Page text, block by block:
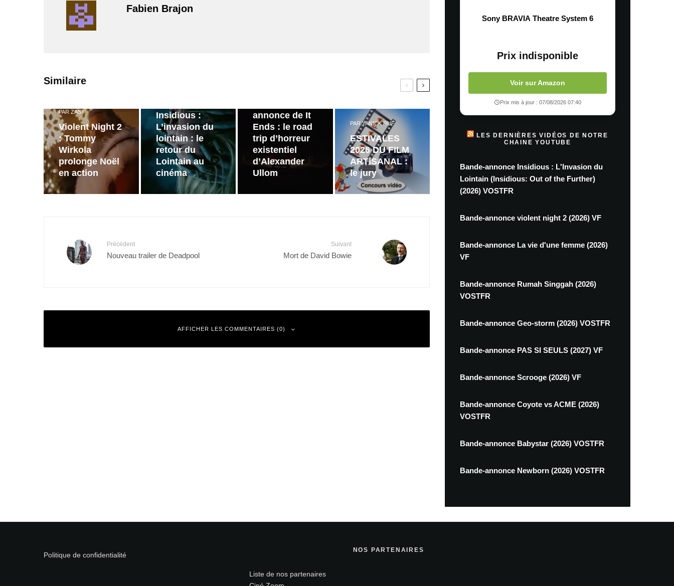
Fabien Brajon
Similaire
PAR ZAST
Violent Night 2
: Tommy
Wirkola
prolonge Noël
en action
Insidious :
L’invasion du
lointain : le
retour du
Lointain au
cinéma
annonce de It
Ends : le road
trip d’horreur
existentiel
d’Alexander
Ullom
PARYANICK RUF
ESTIVALES
2026 DU FILM
ARTISANAL :
le jury
Précédent
Nouveau trailer de Deadpool
Suivant
Mort de David Bowie
AFFICHER LES COMMENTAIRES (0)
Sony BRAVIA Theatre System 6
Prix indisponible
Voir sur Amazon
Prix mis à jour : 07/08/2026 07:40
LES DERNIÈRES VIDÉOS DE NOTRE
CHAINE YOUTUBE
Bande-annonce Insidious : L'Invasion du
Lointain (Insidious: Out of the Further)
(2026) VOSTFR
Bande-annonce violent night 2 (2026) VF
Bande-annonce La vie d'une femme (2026)
VF
Bande-annonce Rumah Singgah (2026)
VOSTFR
Bande-annonce Geo-storm (2026) VOSTFR
Bande-annonce PAS SI SEULS (2027) VF
Bande-annonce Scrooge (2026) VF
Bande-annonce Coyote vs ACME (2026)
VOSTFR
Bande-annonce Babystar (2026) VOSTFR
Bande-annonce Newborn (2026) VOSTFR
Politique de confidentialité
NOS PARTENAIRES
Liste de nos partenaires